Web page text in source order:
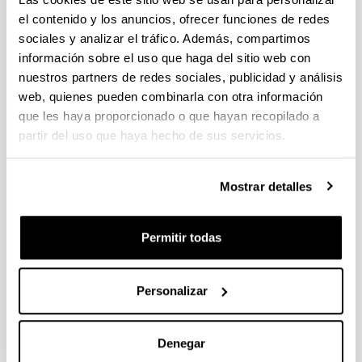
el contenido y los anuncios, ofrecer funciones de redes
sociales y analizar el tráfico. Además, compartimos
información sobre el uso que haga del sitio web con
nuestros partners de redes sociales, publicidad y análisis
web, quienes pueden combinarla con otra información
que les haya proporcionado o que hayan recopilado a
partir del uso que haya hecho de sus servicios.
Mostrar detalles
Permitir todas
Personalizar
Denegar
Intraregional variability of exotic
and native zooplankton in Basque
coast estuaries (inner Bay of
Biscay): effect of secondary
dispersion, estuary features and
regional environmental gradients
Barroeta, Z., Uriarte, I., Iriarte, A., Villate, F.
Hydrobiologia